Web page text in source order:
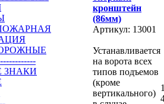
ЗНАКИ
кронштейн
(86мм)
Артикул: 13001
Устанавливается
на ворота всех
типов подъемов
(кроме
вертикального)